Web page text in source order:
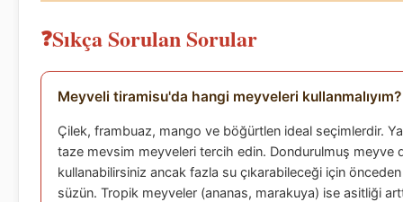
Sıkça Sorulan Sorular
Meyveli tiramisu'da hangi meyveleri kullanmalıyım?
Çilek, frambuaz, mango ve böğürtlen ideal seçimlerdir.
taze mevsim meyveleri tercih edin. Dondurulmuş meyve
kullanabilirsiniz ancak fazla su çıkarabileceği için önceden
süzün. Tropik meyveler (ananas, marakuya) ise asitliği